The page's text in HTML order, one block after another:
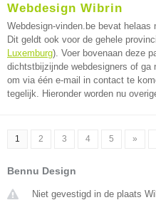
Webdesign Wibrin
Webdesign-vinden.be bevat helaas
Dit geldt ook voor de gehele
Luxemburg). Voer bovenaan deze
dichtstbijzijnde webdesigners of ga
om via één e-mail in contact te
tegelijk. Hieronder worden nu
1 2 3 4 5 »
Bennu Design
Niet gevestigd in de plaats